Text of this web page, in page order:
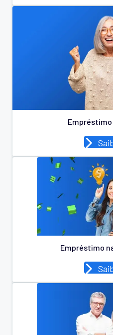
Empréstimo